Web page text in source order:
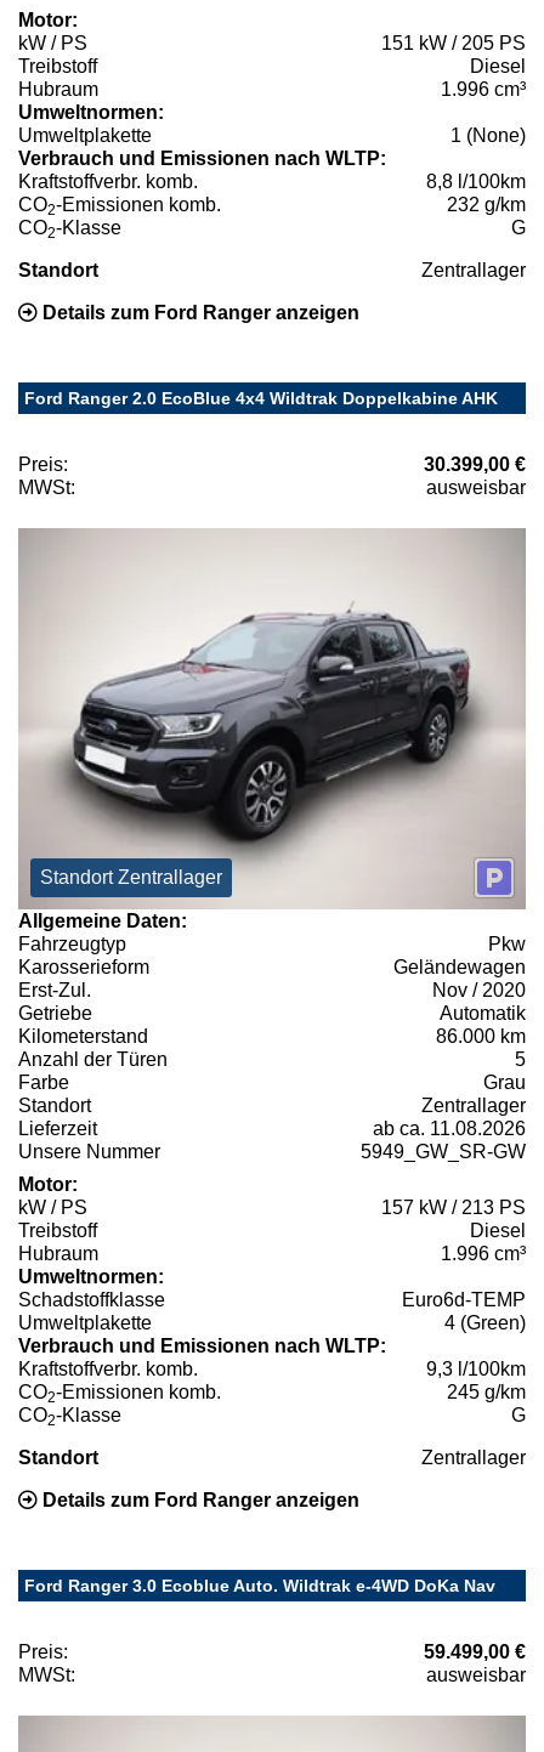
Motor:
kW / PS
151 kW / 205 PS
Treibstoff
Diesel
Hubraum
1.996 cm³
Umweltnormen:
Umweltplakette
1 (None)
Verbrauch und Emissionen nach WLTP:
Kraftstoffverbr. komb.
8,8 l/100km
CO2-Emissionen komb.
232 g/km
CO2-Klasse G
Standort Zentrallager
Details zum Ford Ranger anzeigen
Ford Ranger 2.0 EcoBlue 4x4 Wildtrak Doppelkabine AHK
Preis:
30.399,00 €
MWSt:
ausweisbar
Standort Zentrallager
Allgemeine Daten:
Fahrzeugtyp
Pkw
Karosserieform
Geländewagen
Erst-Zul.
Nov / 2020
Getriebe
Automatik
Kilometerstand
86.000 km
Anzahl der Türen
5
Farbe
Grau
Standort
Zentrallager
Lieferzeit
ab ca. 11.08.2026
Unsere Nummer
5949_GW_SR-GW
Motor:
kW / PS
157 kW / 213 PS
Treibstoff
Diesel
Hubraum
1.996 cm³
Umweltnormen:
Schadstoffklasse
Euro6d-TEMP
Umweltplakette
4 (Green)
Verbrauch und Emissionen nach WLTP:
Kraftstoffverbr. komb.
9,3 l/100km
CO2-Emissionen komb.
245 g/km
CO2-Klasse G
Standort Zentrallager
Details zum Ford Ranger anzeigen
Ford Ranger 3.0 Ecoblue Auto. Wildtrak e-4WD DoKa Nav
Preis:
59.499,00 €
MWSt:
ausweisbar